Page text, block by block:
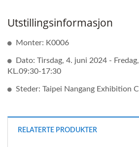
Utstillingsinformasjon
Monter: K0006
Dato: Tirsdag, 4. juni 2024 -
KL.09:30-17:30
Steder: Taipei Nangang Exhibition
RELATERTE PRODUKTER